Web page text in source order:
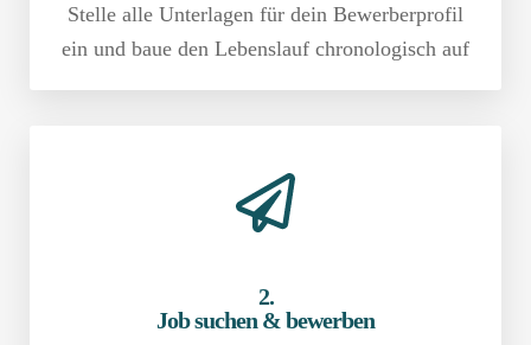
Stelle alle Unterlagen für dein Bewerber­profil
ein und baue den Lebenslauf chronologisch auf
2.
Job suchen & bewerben